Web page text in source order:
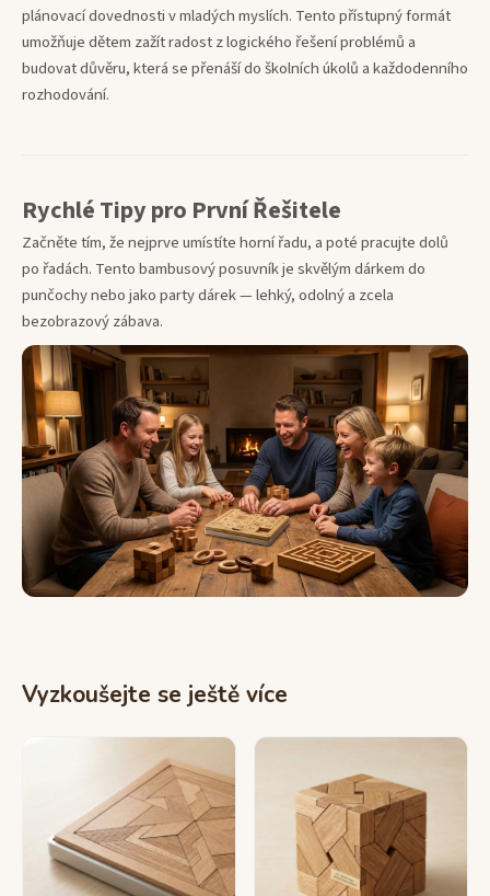
plánovací dovednosti v mladých myslích. Tento přístupný formát
umožňuje dětem zažít radost z logického řešení problémů a
budovat důvěru, která se přenáší do školních úkolů a každodenního
rozhodování.
Rychlé Tipy pro První Řešitele
Začněte tím, že nejprve umístíte horní řadu, a poté pracujte dolů
po řadách. Tento bambusový posuvník je skvělým dárkem do
punčochy nebo jako party dárek — lehký, odolný a zcela
bezobrazový zábava.
Vyzkoušejte se ještě více